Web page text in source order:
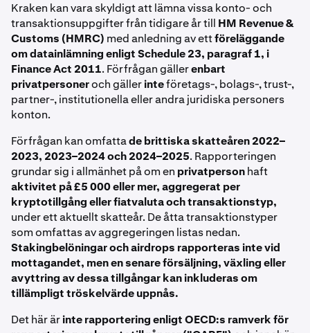
Kraken kan vara skyldigt att lämna vissa konto- och
transaktionsuppgifter från tidigare år till HM Revenue &
Customs (HMRC) med anledning av ettföreläggande
om datainlämning enligt Schedule 23, paragraf 1, i
Finance Act 2011. Förfrågan gällerenbart
privatpersoneroch gällerinteföretags-, bolags-, trust-,
partner-, institutionella eller andra juridiska personers
konton.
Förfrågan kan omfattade brittiska skatteåren 2022–
2023, 2023–2024 och 2024–2025. Rapporteringen
grundar sig i allmänhet på om en privatpersonhaft
aktivitet på £5 000 eller mer, aggregerat per
kryptotillgång eller fiatvaluta och transaktionstyp,
under ett aktuellt skatteår. De åtta transaktionstyper
som omfattas av aggregeringen listas nedan.
Stakingbelöningar och airdrops rapporteras inte vid
mottagandet, men en senare försäljning, växling eller
avyttring av dessa tillgångar kan inkluderas om
tillämpligt tröskelvärde uppnås.
Det här ärinte rapportering enligt OECD:s ramverk för